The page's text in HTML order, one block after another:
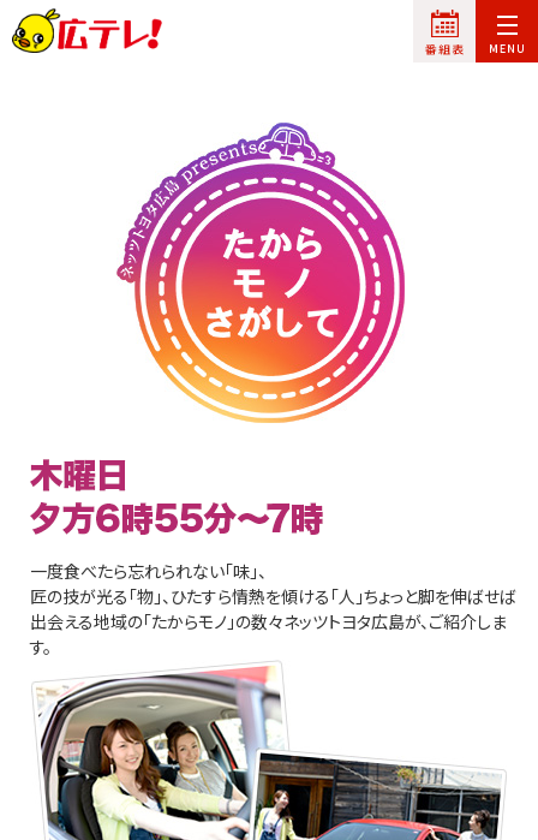
一度食べたら忘れられない「味」、
匠の技が光る「物」、ひたすら情熱を傾ける「人」ちょっと脚を伸ばせば
出会える地域の「たからモノ」の数々ネッツトヨタ広島が、ご紹介しま
す。